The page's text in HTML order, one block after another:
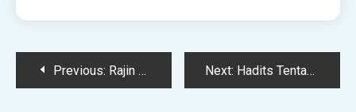
PostPrevious: Rajin Puasa Agar Cucu Sukses Dunia Next: Hadits Tentang Sifat Islam: Mudah